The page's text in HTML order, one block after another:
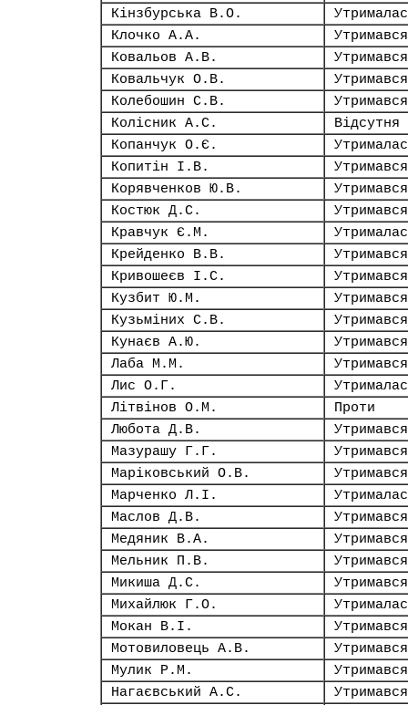
Кінзбурська В.О.
Клочко А.А.
Утримався
Ковальов А.В.
Утримався
Ковальчук О.В.
Утримався
Колебошин С.В.
Утримався
Колісник А.С.
Відсутня
Копанчук О.Є.
Копитін І.В.
Утримався
Корявченков Ю.В.
Утримався
Костюк Д.С.
Утримався
Кравчук Є.М.
Крейденко В.В.
Утримався
Кривошеєв І.С.
Утримався
Кузбит Ю.М.
Утримався
Кузьміних С.В.
Утримався
Кунаєв А.Ю.
Утримався
Лаба М.М.
Утримався
Лис О.Г.
Літвінов О.М.
Проти
Любота Д.В.
Утримався
Мазурашу Г.Г.
Утримався
Маріковський О.В.
Утримався
Марченко Л.І.
Маслов Д.В.
Утримався
Медяник В.А.
Утримався
Мельник П.В.
Утримався
Микиша Д.С.
Утримався
Михайлюк Г.О.
Мокан В.І.
Утримався
Мотовиловець А.В.
Утримався
Мулик Р.М.
Утримався
Нагаєвський А.С.
Утримався